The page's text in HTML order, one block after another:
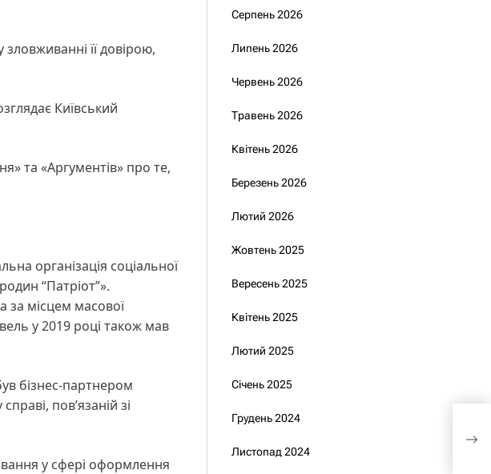
її довірою,
Київський
та «Аргументів» про те,
організація соціальної
“Патріот”».
за місцем масової
у 2019 році також мав
бізнес-партнером
пов’язаній зі
у сфері оформлення
Серпень 2026
Липень 2026
Червень 2026
Травень 2026
Квітень 2026
Березень 2026
Лютий 2026
Жовтень 2025
Вересень 2025
Квітень 2025
Лютий 2025
Січень 2025
Грудень 2024
Листопад 2024